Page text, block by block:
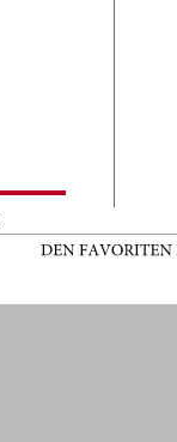
DEN FAVORITEN